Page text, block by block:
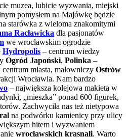
muzea, lubicie wyzwania, miejski
pomysłem na Majówkę będzie
starówka z wieloma znakomitymi
Racławicka dla pasjonatów
we wrocławskim ogrodzie
Hydropolis – centrum wiedzy
Ogród Japoński, Polinka –
miasta, malowniczy Ostrów
Wrocławia. Nam bardzo
– największa kolejowa makieta w
„mieszka” ponad 600 figurek,
Zachwyciła nas też nietypowa
na podwórku kamienicy przy ulicy
hitem i wyzwaniem
wrocławskich krasnali. Warto